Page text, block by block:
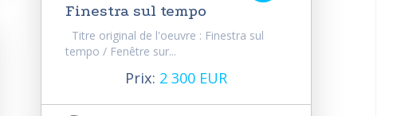
Finestra sul tempo
Titre original de l'oeuvre : Finestra sul
tempo / Fenêtre sur...
Prix: 2 300 EUR